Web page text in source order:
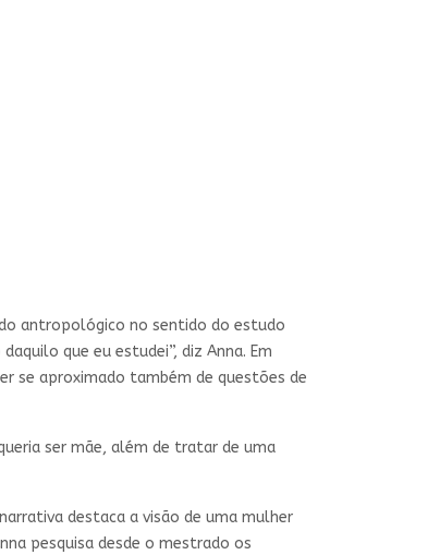
antropológico no sentido do estudo
que eu estudei”, diz Anna. Em
se aproximado também de questões de
ser mãe, além de tratar de uma
destaca a visão de uma mulher
pesquisa desde o mestrado os